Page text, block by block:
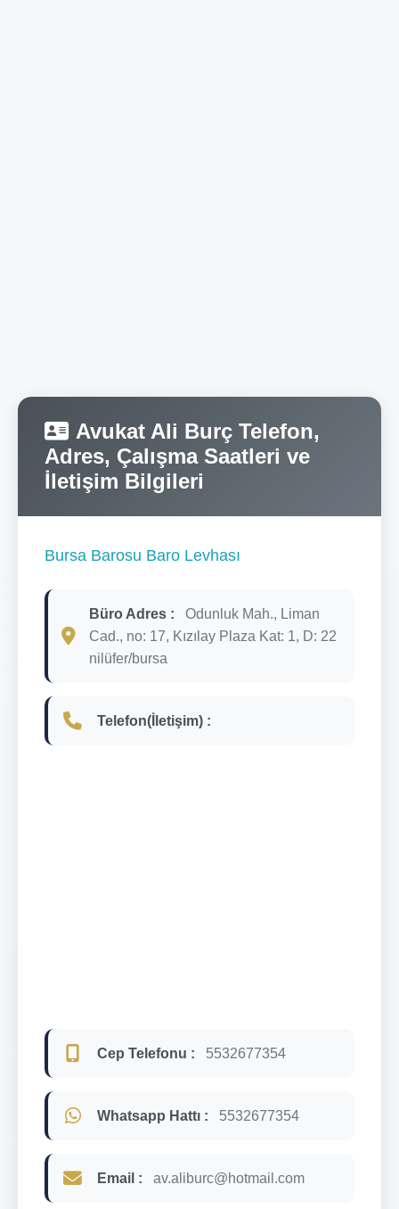
Avukat Ali Burç Telefon,
Adres, Çalışma Saatleri ve
İletişim Bilgileri
Bursa Barosu Baro Levhası
Büro Adres :
Odunluk Mah., Liman
Cad., no: 17, Kızılay Plaza Kat: 1, D: 22
nilüfer/bursa
Telefon(İletişim) :
Cep Telefonu : 5532677354
Whatsapp Hattı : 5532677354
Email : av.aliburc@hotmail.com